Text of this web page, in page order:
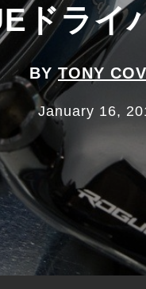
ドライ
BYTONY
January 16,